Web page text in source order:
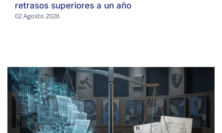
retrasos superiores a un año
02 Agosto 2026